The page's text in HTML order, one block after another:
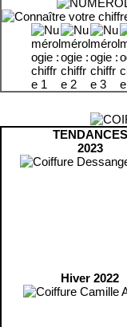
TENDANCES
2023
Hiver 2022